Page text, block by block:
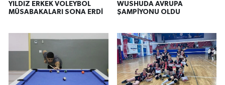
YILDIZ ERKEK VOLEYBOL
MÜSABAKALARI SONA ERDİ
WUSHUDA AVRUPA
ŞAMPİYONU OLDU